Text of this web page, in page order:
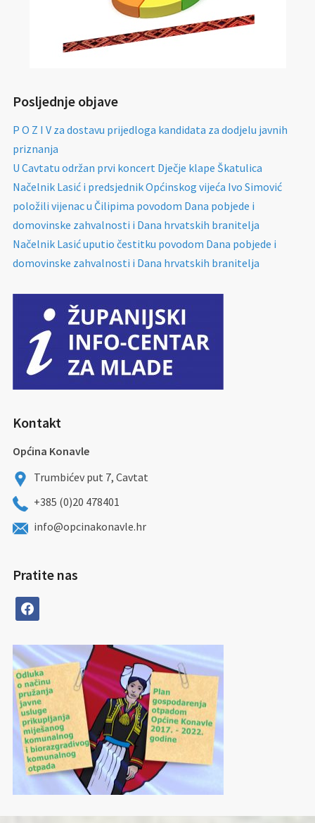
Posljednje objave
P O Z I V za dostavu prijedloga kandidata za dodjelu javnih
priznanja
U Cavtatu održan prvi koncert Dječje klape Škatulica
Načelnik Lasić i predsjednik Općinskog vijeća Ivo Simović
položili vijenac u Čilipima povodom Dana pobjede i
domovinske zahvalnosti i Dana hrvatskih branitelja
Načelnik Lasić uputio čestitku povodom Dana pobjede i
domovinske zahvalnosti i Dana hrvatskih branitelja
Kontakt
Općina Konavle
Trumbićev put 7, Cavtat
+385 (0)20 478401
info@opcinakonavle.hr
Pratite nas
facebook